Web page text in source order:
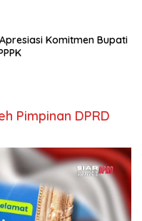
Komitmen Bupati
Pimpinan DPRD